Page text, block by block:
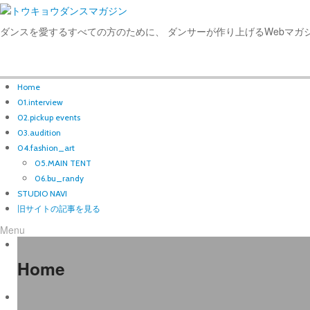
ダンスを愛するすべての方のために、 ダンサーが作り上げるWebマガ
Home
01.interview
02.pickup events
03.audition
04.fashion_art
05.MAIN TENT
06.bu_randy
STUDIO NAVI
旧サイトの記事を見る
Menu
Home